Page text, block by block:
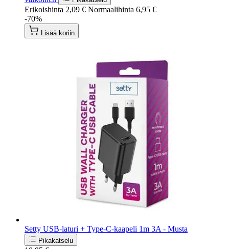
Erikoishinta 2,09 € Normaalihinta 6,95 €
-70%
Lisää koriin
Setty USB-laturi + Type-C-kaapeli 1m 3A - Musta
Pikakatselu